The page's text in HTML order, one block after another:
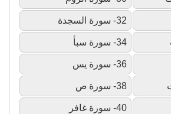
32- سورة السجدة
34- سورة سبأ
36- سورة يس
38- سورة ص
40- سورة غافر